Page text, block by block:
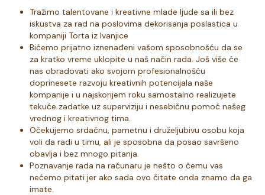
Tražimo talentovane i kreativne mlade ljude sa ili bez
iskustva za rad na poslovima dekorisanja poslastica u
kompaniji Torta iz Ivanjice
Bićemo prijatno iznenađeni vašom sposobnošću da se
za kratko vreme uklopite u naš način rada. Još više će
nas obradovati ako svojom profesionalnošću
doprinesete razvoju kreativnih potencijala naše
kompanije i u najskorijem roku samostalno realizujete
tekuće zadatke uz superviziju i nesebičnu pomoć našeg
vrednog i kreativnog tima.
Očekujemo srdačnu, pametnu i druželjubivu osobu koja
voli da radi u timu, ali je sposobna da posao savršeno
obavlja i bez mnogo pitanja.
Poznavanje rada na računaru je nešto o čemu vas
nećemo pitati jer ako sada ovo čitate onda znamo da ga
imate.